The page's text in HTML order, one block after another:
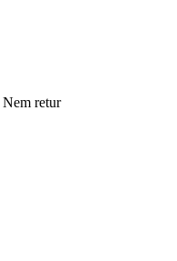
Nem retur